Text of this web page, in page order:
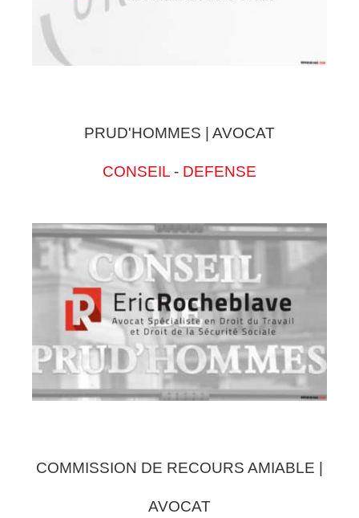
PRUD'HOMMES | AVOCAT
CONSEIL - DEFENSE
COMMISSION DE RECOURS AMIABLE |
AVOCAT